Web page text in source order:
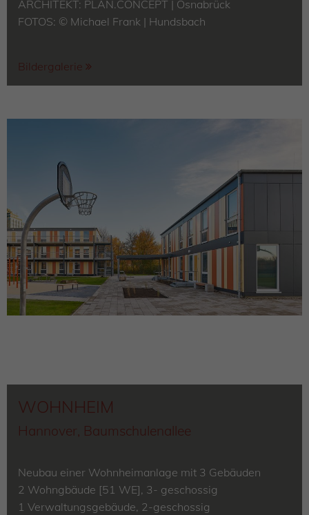
ARCHITEKT: PLAN.CONCEPT | Osnabrück
FOTOS: © Michael Frank | Hundsbach
Bildergalerie
WOHNHEIM
Hannover, Baumschulenallee
Neubau einer Wohnheimanlage mit 3 Gebäuden
2 Wohngbäude [51 WE], 3- geschossig
1 Verwaltungsgebäude, 2-geschossig